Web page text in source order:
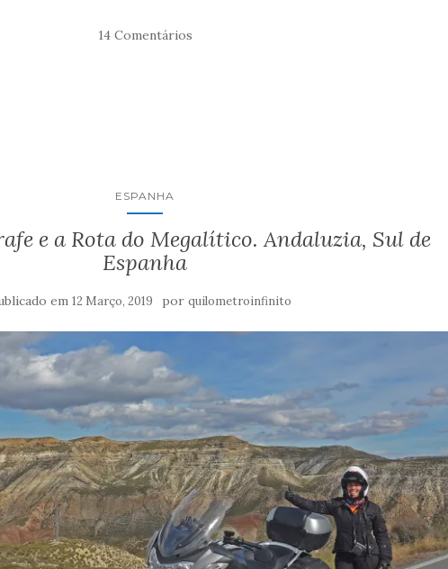
14 Comentários
ESPANHA
e a Rota do Megalítico. Andaluzia, Sul de
Espanha
em12 Março, 2019 porquilometroinfinito